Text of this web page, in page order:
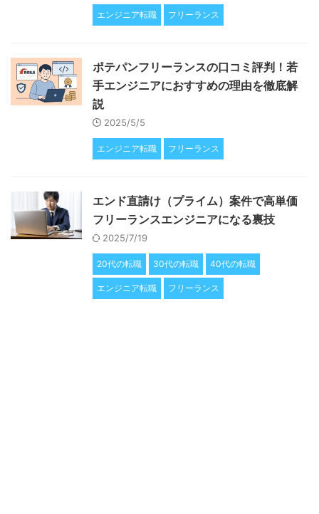
エンジニア転職 フリーランス
ポテパンフリーランスの口コミ評判！若
手エンジニアにおすすめの理由を徹底解
説
2025/5/5
エンジニア転職 フリーランス
エンド直請け（プライム）案件で高単価
フリーランスエンジニアになる裏技
2025/7/19
20代の転職 30代の転職 40代の転職
エンジニア転職 フリーランス